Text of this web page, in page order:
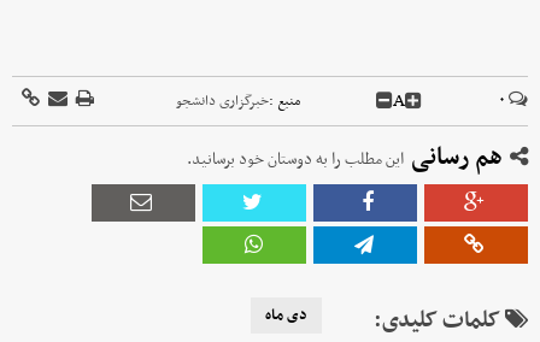
۰ A منبع :خبرگزاری دانشجو
هم رسانی این مطلب را به دوستان خود برسانید.
کلمات کلیدی: دی ماه